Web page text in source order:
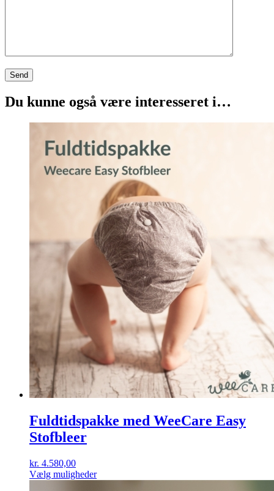
Du kunne også være interesseret i…
Fuldtidspakke med WeeCare Easy
Stofbleer
kr. 4.580,00
Vælg mulighederDette